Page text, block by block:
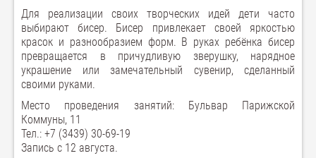
Для реализации своих творческих идей дети часто
выбирают бисер. Бисер привлекает своей яркостью
красок и разнообразием форм. В руках ребёнка бисер
превращается в причудливую зверушку, нарядное
украшение или замечательный сувенир, сделанный
своими руками.
Место проведения занятий: Бульвар Парижской
Коммуны, 11
Тел.: +7 (3439) 30-69-19
Запись с 12 августа.